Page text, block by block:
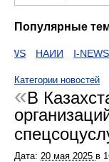
Популярные
НАИИ I-NEWS
Категории новостей
В
Дата: 20 мая 2025 в